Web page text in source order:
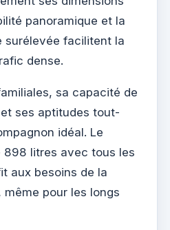
panoramique et la
surélevée facilitent la
dense.
sa capacité de
ses aptitudes tout-
idéal. Le
898 litres avec tous les
aux besoins de la
pour les longs